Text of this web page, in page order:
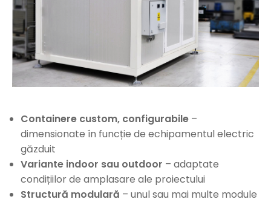
Containere custom, configurabile –
dimensionate în funcție de echipamentul electric
găzduit
Variante indoor sau outdoor – adaptate
condițiilor de amplasare ale proiectului
Structură modulară – unul sau mai multe module